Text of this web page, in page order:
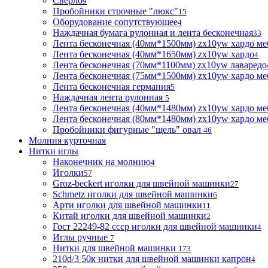
Пробойники строчные "люкс"15
Оборудование сопутствующее4
Наждачная бумага рулонная и лента бесконечная33
Лента бесконечная (40мм*1500мм) zx10yw хардо
Лента бесконечная (40мм*1650мм) zx10yw хардо4
Лента бесконечная (70мм*1100мм) zx10yw лаваредо
Лента бесконечная (75мм*1500мм) zx10yw хардо
Лента бесконечная германия5
Наждачная лента рулонная 5
Лента бесконечная (40мм*1480мм) zx10yw хардо
Лента бесконечная (80мм*1480мм) zx10yw хардо
Пробойники фигурные "щель" овал 46
Молния курточная
Нитки иглы
Наконечник на молнию4
Иголки57
Groz-beckert иголки для швейной машинки27
Schmetz иголки для швейной машинки6
Арти иголки для швейной машинки11
Китай иголки для швейной машинки2
Гост 22249-82 ссср иголки для швейной машинки4
Иглы ручные 7
Нитки для швейной машинки 173
210d/3 50к нитки для швейной машинки капрон4